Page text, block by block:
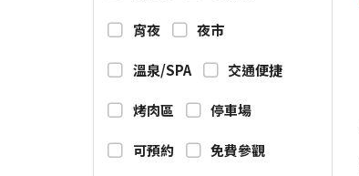
宵夜 夜市
溫泉/SPA 交通便捷
烤肉區 停車場
可預約 免費參觀